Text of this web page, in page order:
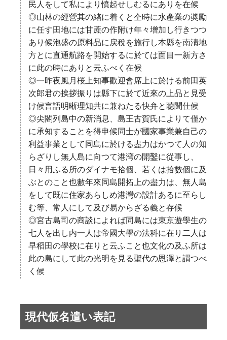
民人をして私により憤起せしむるにありを在候
◎山林の經營其の緖に着くと仝時に水產業の奬勵
に任す田地には甘蔗の作附け年々增加し行きつつ
あり候泡盛の原料品に戻稅を施行し本縣を南淸地
方とに直通航路を開始するに於ては面目一新方さ
に此の時にありと云ふべく在候
◎一昨夜風月桜上知事歡迎會席上に於ける前田英
次郎君の挨拶振りは縣下に於て近來の上品と見受
け候言語明晰理知共に兼ねたる快弁と聴聞仕候
◎尖閣列島中の新消息、島王古賀氏によりて僅か
に承知することを得申候同士が國家事業兼自己の
利益事業として同島に於ける盡力はかつて人の知
らざりし無人島に向つて港湾の開鑿に從事し、
日々用ふる所のダイナモ拾個、若くは拾數個に及
ぶとのこと也數年來同島開拓上の盡力は、無人島
をして既に住家あらしめ港灣の設計あるに至らし
む等、常人にして及び易からざる義と存候
◎宮古島司の商談によれば同島には東京遊學生の
七人を出し内一人は帝國大學の法科に在り二人は
早稻田の學校に在りと云ふこと也文化の及ふ所は
此の島にして此の光明を見る聖代の恩澤と謂つべ
く候
現代仮名遣い表記